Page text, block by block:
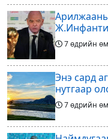
7 өдрийн
Энэ сард
нутгаар
байна
7 өдрийн